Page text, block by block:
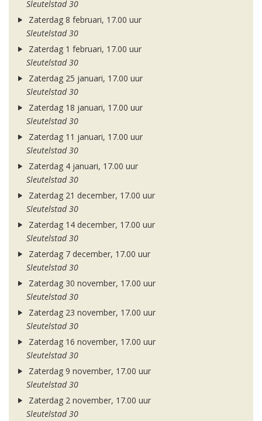
Sleutelstad 30
Zaterdag 8 februari, 17.00 uur
Sleutelstad 30
Zaterdag 1 februari, 17.00 uur
Sleutelstad 30
Zaterdag 25 januari, 17.00 uur
Sleutelstad 30
Zaterdag 18 januari, 17.00 uur
Sleutelstad 30
Zaterdag 11 januari, 17.00 uur
Sleutelstad 30
Zaterdag 4 januari, 17.00 uur
Sleutelstad 30
Zaterdag 21 december, 17.00 uur
Sleutelstad 30
Zaterdag 14 december, 17.00 uur
Sleutelstad 30
Zaterdag 7 december, 17.00 uur
Sleutelstad 30
Zaterdag 30 november, 17.00 uur
Sleutelstad 30
Zaterdag 23 november, 17.00 uur
Sleutelstad 30
Zaterdag 16 november, 17.00 uur
Sleutelstad 30
Zaterdag 9 november, 17.00 uur
Sleutelstad 30
Zaterdag 2 november, 17.00 uur
Sleutelstad 30